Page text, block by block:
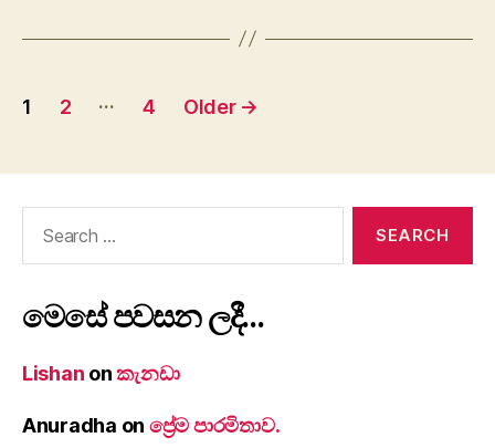
Posts
1 2 … 4 Older →
මෙසේ පවසන ලදී…
Lishan onකැනඩා
Anuradha on ප්‍රේම පාරමිතාව.